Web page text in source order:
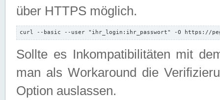
über HTTPS möglich.
curl --basic --user "ihr_login:ihr_passwort" -O https://
Sollte es Inkompatibilitäten mit
man als Workaround die
Option auslassen.